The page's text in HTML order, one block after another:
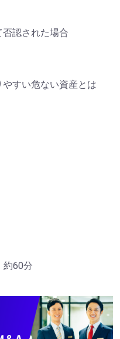
認された場合
すい危ない資産とは
60分